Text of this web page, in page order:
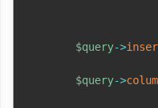
$query->
$query->